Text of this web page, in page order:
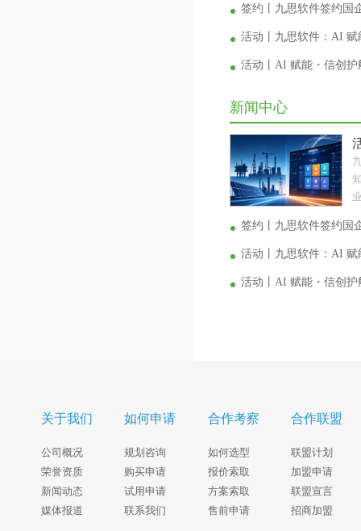
签约丨九思软件签约国
活动丨九思软件：AI
活动丨AI 赋能・信创
新闻中心
签约丨九思软件签约国
活动丨九思软件：AI
活动丨AI 赋能・信创
关于我们
公司概况
荣誉资质
新闻动态
媒体报道
如何申请
规划咨询
购买申请
试用申请
联系我们
合作考察
如何选型
报价索取
方案索取
售前申请
合作联盟
联盟计划
加盟申请
联盟宣言
招商加盟